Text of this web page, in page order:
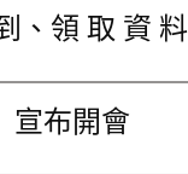
、領 取 資 料
宣布開會